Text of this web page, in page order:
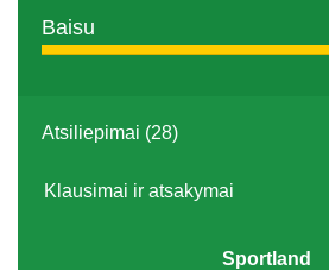
Baisu
Atsiliepimai (28)
Klausimai ir atsakymai
Sportland